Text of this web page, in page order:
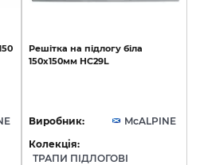
Решітка на підлогу біла
150х150мм HC29L
Виробник:
McALPINE
Колекція:
ТРАПИ ПІДЛОГОВІ